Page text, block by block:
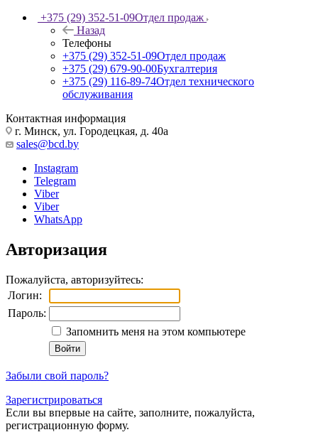
+375 (29) 352-51-09Отдел продаж
Назад
Телефоны
+375 (29) 352-51-09Отдел продаж
+375 (29) 679-90-00Бухгалтерия
+375 (29) 116-89-74Отдел технического
обслуживания
Контактная информация
г. Минск, ул. Городецкая, д. 40а
sales@bcd.by
Instagram
Telegram
Viber
Viber
WhatsApp
Авторизация
Пожалуйста, авторизуйтесь:
Логин:
Пароль:
Запомнить меня на этом компьютере
Забыли свой пароль?
Зарегистрироваться
Если вы впервые на сайте, заполните, пожалуйста,
регистрационную форму.